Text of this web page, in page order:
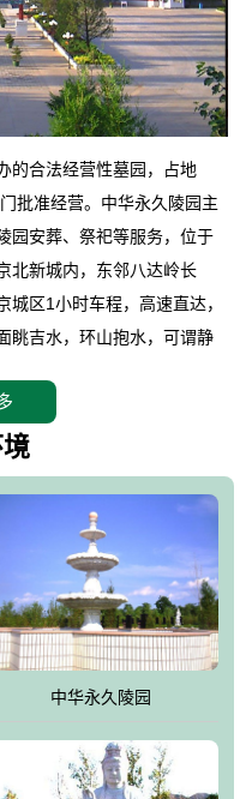
的合法经营性墓园，占地
批准经营。中华永久陵园主
园安葬、祭祀等服务，位于
北新城内，东邻八达岭长
区1小时车程，高速直达，
眺吉水，环山抱水，可谓静
作为前渠，由三条山脊环绕
，左青龙，右白虎，前朱
到官厅的水又止住了，正好
永久陵园风景庄重典雅、气
，陵园以皇家建筑风格为载
中华永久陵园